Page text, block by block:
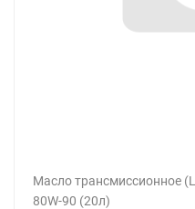
Масло трансмиссионное
80W-90 (20л)